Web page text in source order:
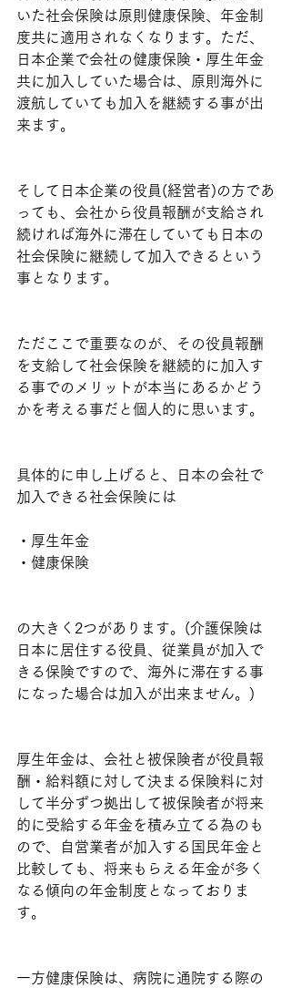
いた社会保険は原則健康保険、年金制
度共に適用されなくなります。ただ、
日本企業で会社の健康保険・厚生年金
共に加入していた場合は、原則海外に
渡航していても加入を継続する事が出
来ます。
そして日本企業の役員(経営者)の方であ
っても、会社から役員報酬が支給され
続ければ海外に滞在していても日本の
社会保険に継続して加入できるという
事となります。
ただここで重要なのが、その役員報酬
を支給して社会保険を継続的に加入す
る事でのメリットが本当にあるかどう
かを考える事だと個人的に思います。
具体的に申し上げると、日本の会社で
加入できる社会保険には
・厚生年金
・健康保険
の大きく2つがあります。(介護保険は
日本に居住する役員、従業員が加入で
きる保険ですので、海外に滞在する事
になった場合は加入が出来ません。)
厚生年金は、会社と被保険者が役員報
酬・給料額に対して決まる保険料に対
して半分ずつ拠出して被保険者が将来
的に受給する年金を積み立てる為のも
ので、自営業者が加入する国民年金と
比較しても、将来もらえる年金が多く
なる傾向の年金制度となっておりま
す。
一方健康保険は、病院に通院する際の